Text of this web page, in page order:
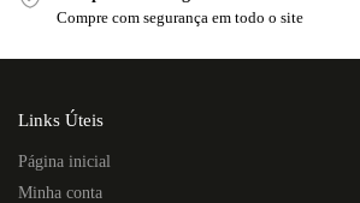
Compre com segurança em todo o site
Links Úteis
Página inicial
Minha conta